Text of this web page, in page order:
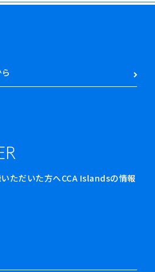
ただいた方へCCA Islandsの情報